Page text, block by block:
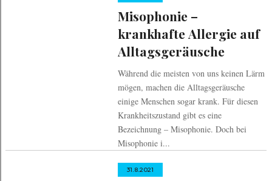
Misophonie –
krankhafte Allergie auf
Alltagsgeräusche
Während die meisten von uns keinen Lärm
mögen, machen die Alltagsgeräusche
einige Menschen sogar krank. Für diesen
Krankheitszustand gibt es eine
Bezeichnung – Misophonie. Doch bei
Misophonie i...
31.8.2021